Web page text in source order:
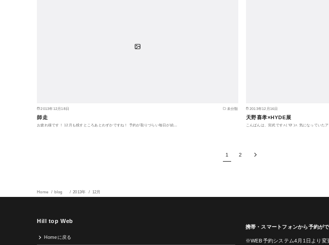
2013年12月18日 未分類
師走
お疲れ様です！ 12月も残すところあとわずかですね！ 予約が取りづらい毎日が続…
2013年12月16日
天野喜孝×HYDE展
こんばんは、宮武です∧( 'Θ' )∧ 気になっていた
1 2
Home blog 2013年 12月
Hill top Web
Homeに戻る
携帯・スマートフォンから予約が
※WEB予約システム4月1日より変